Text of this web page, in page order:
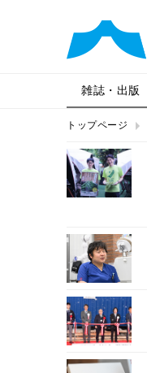
雑誌・出版
トップページ